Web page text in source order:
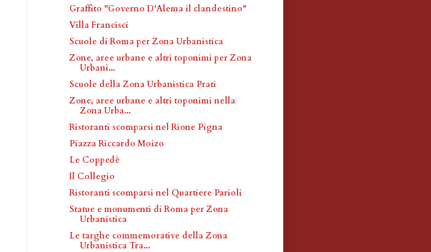
Graffito "Governo D'Alema il clandestino"
Villa Francisci
Scuole di Roma per Zona Urbanistica
Zone, aree urbane e altri toponimi per Zona
Urbani...
Scuole della Zona Urbanistica Prati
Zone, aree urbane e altri toponimi nella
Zona Urba...
Ristoranti scomparsi nel Rione Pigna
Piazza Riccardo Moizo
Le Coppedè
Il Collegio
Ristoranti scomparsi nel Quartiere Parioli
Statue e monumenti di Roma per Zona
Urbanistica
Le targhe commemorative della Zona
Urbanistica Tra...